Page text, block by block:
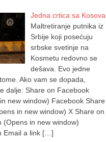
Jedna crtica sa Kosova
Maltretiranje putnika iz
Srbije koji posećuju
srbske svetinje na
Kosmetu redovno se
dešava. Evo jedne
Ako vam se dopada,
dalje: Share on Facebook
new window) Facebook Share
in new window) X Share on
(Opens in new window)
Email a link […]